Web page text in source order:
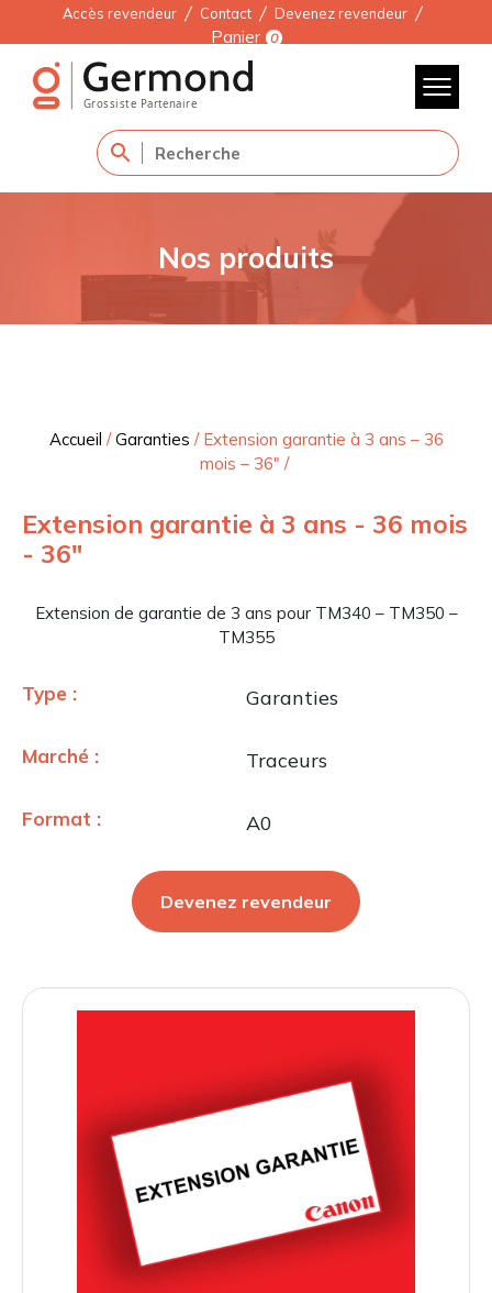
Accès revendeur Contact Devenez revendeur
Panier 0
Nos produits
Accueil /Garanties / Extension garantie à 3 ans – 36
mois – 36″ /
Extension garantie à 3 ans - 36 mois
- 36"
Extension de garantie de 3 ans pour TM340 – TM350 –
TM355
Type : Garanties
Marché : Traceurs
Format : A0
Devenez revendeur